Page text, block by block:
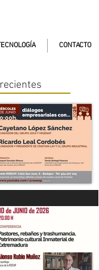
CONTACTO
EMPRESARIALES CON...”
Sánchez y Ricardo
Cordobés 03/06/26